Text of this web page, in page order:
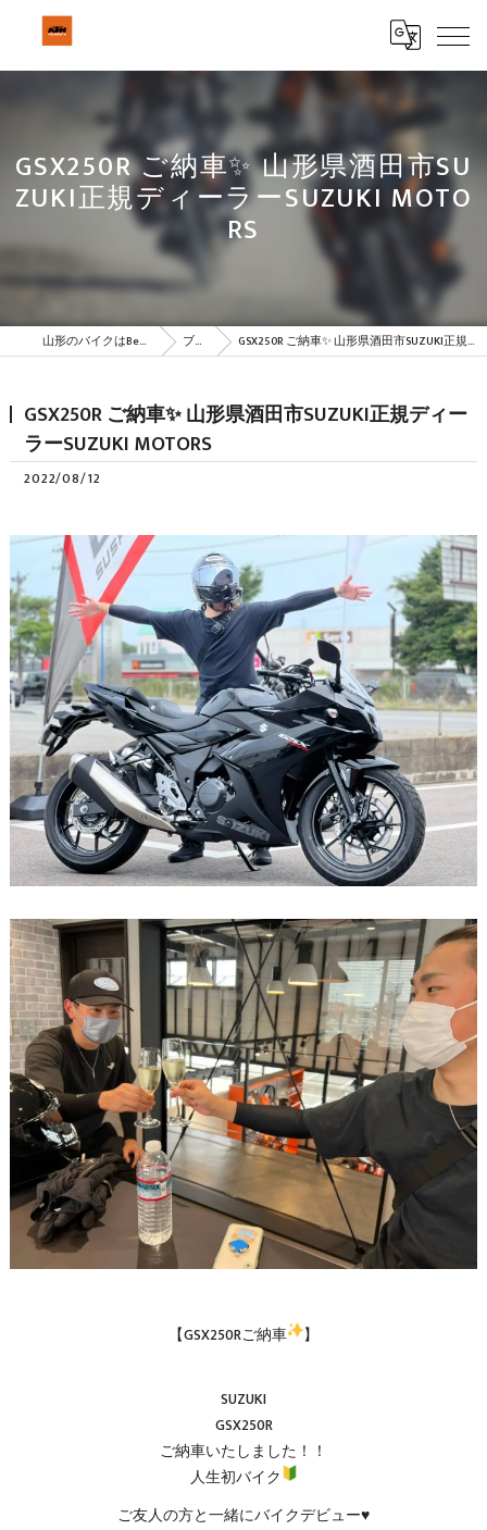
GSX250R ご納車✨ 山形県酒田市SU
ZUKI正規ディーラーSUZUKI MOTO
RS
山形のバイクはBeSTAR株式会社 ブログ GSX250R ご納車✨ 山形県酒田市SUZUKI正規ディーラーSUZUKI MOTORS
GSX250R ご納車✨ 山形県酒田市SUZUKI正規ディー
ラーSUZUKI MOTORS
2022/08/12
【GSX250Rご納車 】
SUZUKI
GSX250R
ご納車いたしました！！
人生初バイク
ご友人の方と一緒にバイクデビュー♥